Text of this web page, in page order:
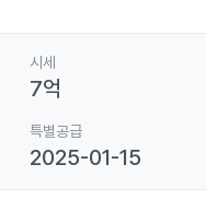
시세
7억
특별공급
2025-01-15